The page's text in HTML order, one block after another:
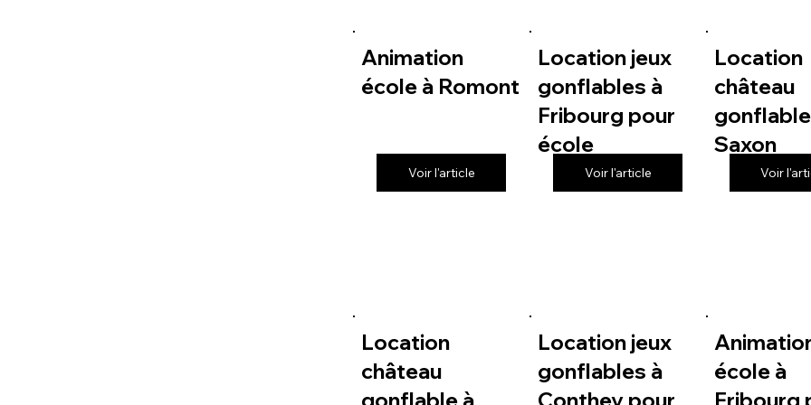
Animation
école à Romont
Voir l'article
Location jeux
gonflables à
Fribourg pour
école
Voir l'article
Location
château
Saxon
Voir
Location
château
gonflable à
Location jeux
gonflables à
Conthey pour
école à
Fribourg